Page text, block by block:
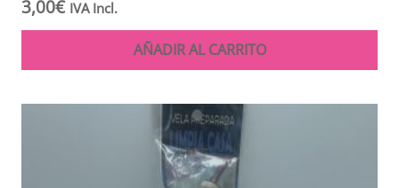
3,00€ IVA Incl.
AÑADIR AL CARRITO